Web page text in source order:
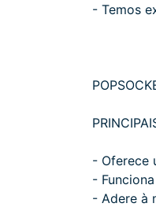
- Temos
- Oferece
-
- Adere à